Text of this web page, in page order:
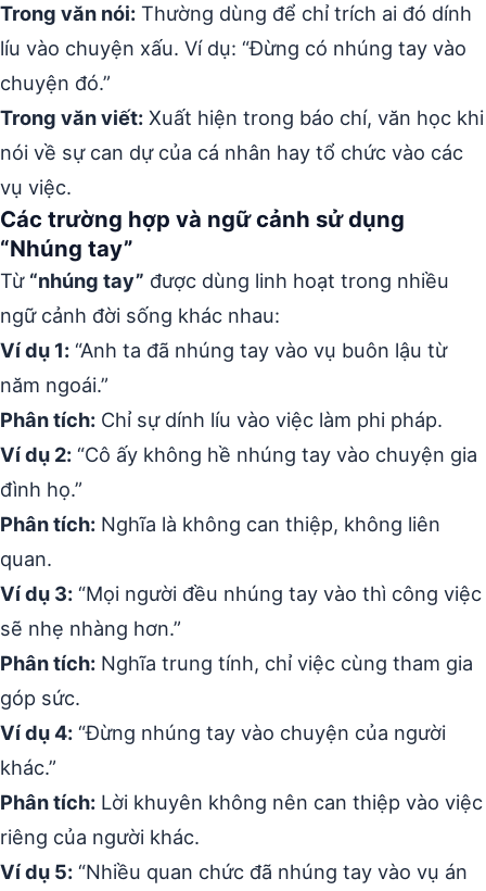
Trong văn nói: Thường dùng để chỉ trích ai đó dính
líu vào chuyện xấu. Ví dụ: “Đừng có nhúng tay vào
chuyện đó.”
Trong văn viết: Xuất hiện trong báo chí, văn học khi
nói về sự can dự của cá nhân hay tổ chức vào các
vụ việc.
Các trường hợp và ngữ cảnh sử dụng
“Nhúng tay”
Từ “nhúng tay” được dùng linh hoạt trong nhiều
ngữ cảnh đời sống khác nhau:
Ví dụ 1: “Anh ta đã nhúng tay vào vụ buôn lậu từ
năm ngoái.”
Phân tích: Chỉ sự dính líu vào việc làm phi pháp.
Ví dụ 2: “Cô ấy không hề nhúng tay vào chuyện gia
đình họ.”
Phân tích: Nghĩa là không can thiệp, không liên
quan.
Ví dụ 3: “Mọi người đều nhúng tay vào thì công việc
sẽ nhẹ nhàng hơn.”
Phân tích: Nghĩa trung tính, chỉ việc cùng tham gia
góp sức.
Ví dụ 4: “Đừng nhúng tay vào chuyện của người
khác.”
Phân tích: Lời khuyên không nên can thiệp vào việc
riêng của người khác.
Ví dụ 5: “Nhiều quan chức đã nhúng tay vào vụ án